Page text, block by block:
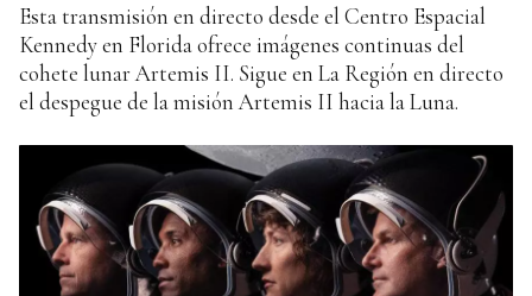
Esta transmisión en directo desde el Centro Espacial
Kennedy en Florida ofrece imágenes continuas del
cohete lunar Artemis II. Sigue en La Región en directo
el despegue de la misión Artemis II hacia la Luna.